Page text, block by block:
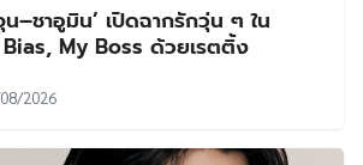
–ชาอูมิน’ เปิดฉากรักวุ่น ๆ ใน
My Boss ด้วยเรตติ้ง
2026